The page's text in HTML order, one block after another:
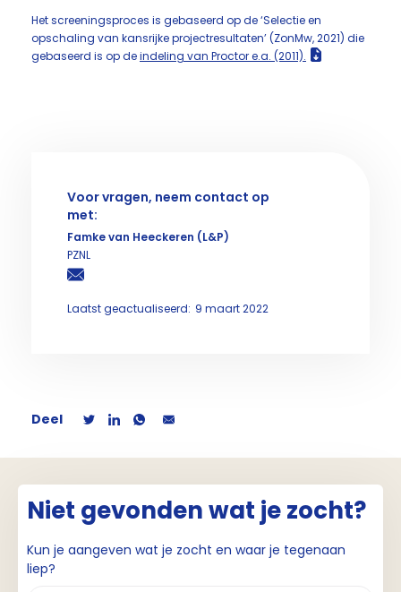
Het screeningsproces is gebaseerd op de ‘Selectie en
opschaling van kansrijke projectresultaten’ (ZonMw, 2021) die
gebaseerd is op deindeling van Proctor e.a. (2011).
Voor vragen, neem contact op
met:
Famke van Heeckeren (L&P)
PZNL
Laatst geactualiseerd: 9 maart 2022
Deel
Niet gevonden wat je zocht?
Kun je aangeven wat je zocht en waar je tegenaan
liep?